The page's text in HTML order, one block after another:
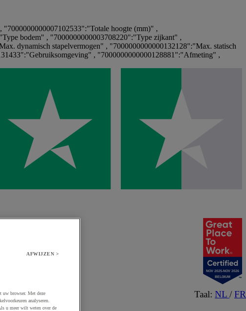
hoogte (mm)" ,
bodem" , "7000000000003708220":"Type zijkant" ,
dynamisch stapelvermogen" , "7000000000000132128":"Max. statisch
, "7000000000000128881":"Afmeting" ,
Taal: NL / FR
NOV 2025-NOV 2026
BELGIUM
AFWIJZEN >
uw browser. Met deze
analyseren.
u meer wilt weten over de